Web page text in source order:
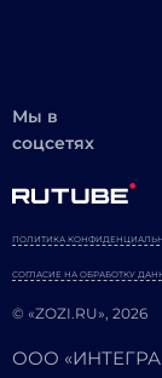
Мы в
соцсетях
© «ZOZI.RU», 2026
ПОЛИТИКА
СОГЛАСИЕ НА ОБРАБОТКУ
ООО «ИНТЕГРА